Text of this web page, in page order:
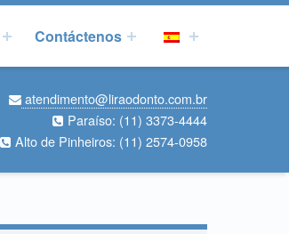
Contáctenos
atendimento@liraodonto.com.br
Paraíso: (11) 3373-4444
Alto de Pinheiros: (11) 2574-0958